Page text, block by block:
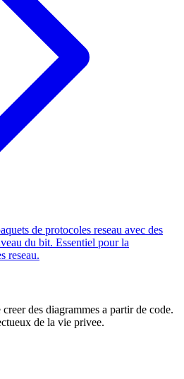
de protocoles reseau avec des
du bit. Essentiel pour la
reseau.
des diagrammes a partir de code.
de la vie privee.